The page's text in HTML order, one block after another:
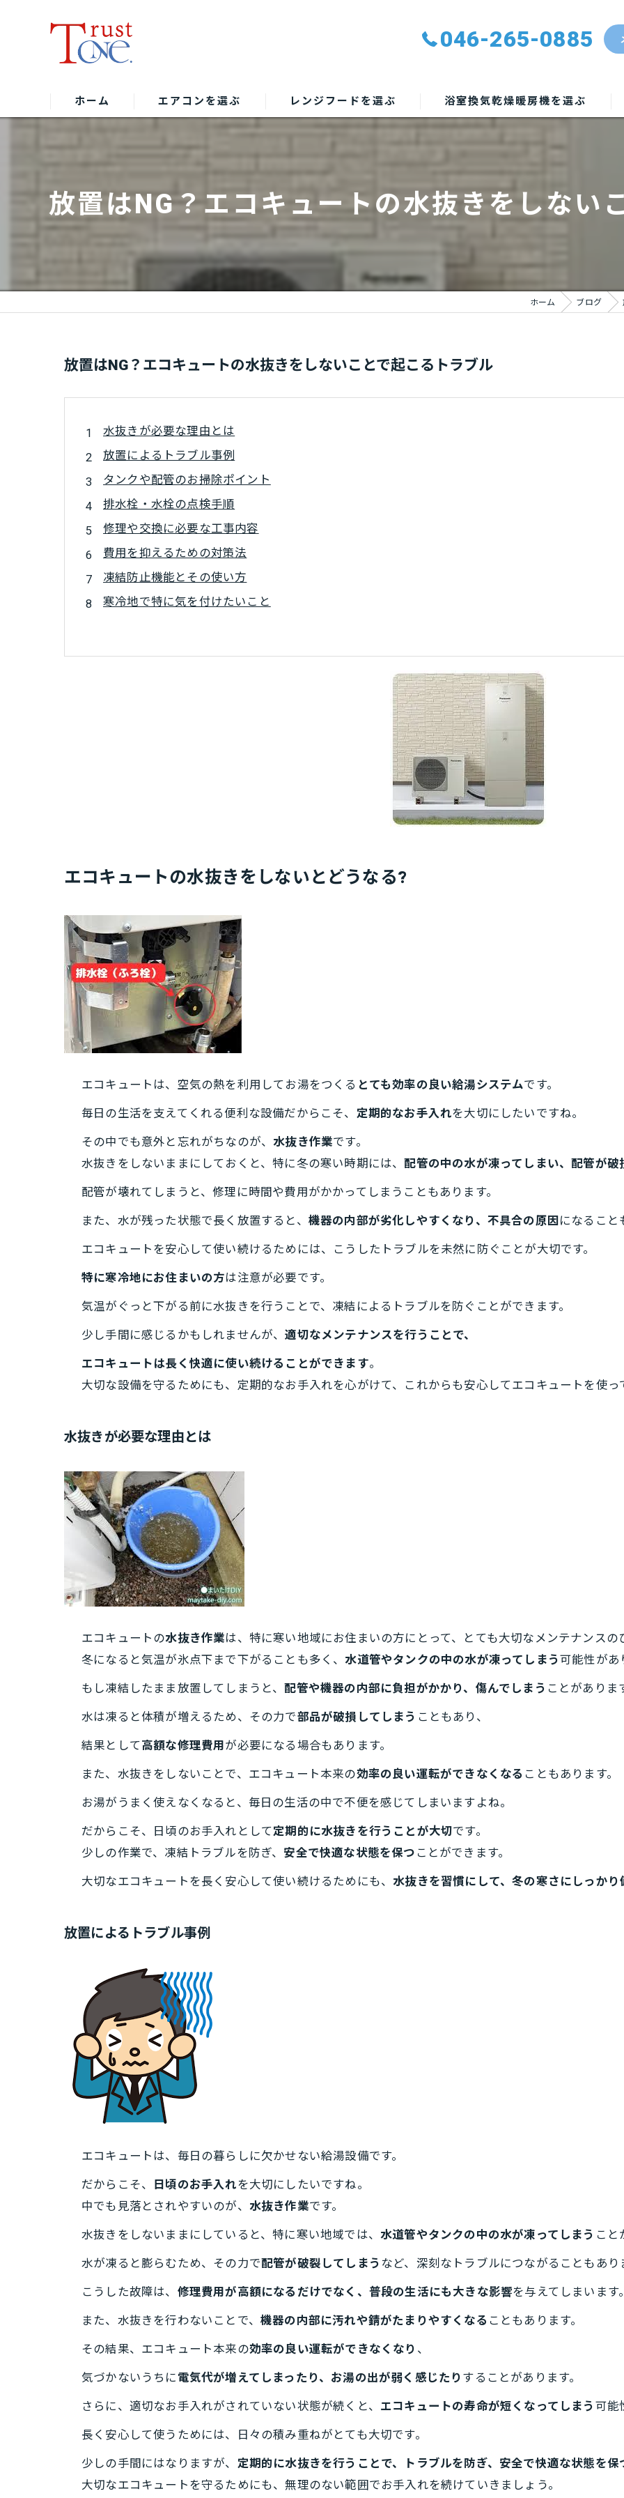
046-265-0885
ホーム エアコンを選ぶ レンジフードを選ぶ 浴室換気乾燥暖房機を選ぶ
放置はNG？エコキュートの水抜きをしない
ホーム ブログ
放置はNG？エコキュートの水抜きをしないことで起こるトラブル
水抜きが必要な理由とは
放置によるトラブル事例
タンクや配管のお掃除ポイント
排水栓・水栓の点検手順
修理や交換に必要な工事内容
費用を抑えるための対策法
凍結防止機能とその使い方
寒冷地で特に気を付けたいこと
エコキュートの水抜きをしないとどうなる?
エコキュートは、空気の熱を利用してお湯をつくる とても効率の良い給湯システムです。
毎日の生活を支えてくれる便利な設備だからこそ、 定期的なお手入れを大切にしたいですね。
その中でも意外と忘れがちなのが、水抜き作業です。
水抜きをしないままにしておくと、特に冬の寒い時期には、配管の中の水が凍ってしまい、配管が破
配管が壊れてしまうと、修理に時間や費用がかかってしまうこともあります。
また、水が残った状態で長く放置すると、 機器の内部が劣化しやすくなり、不具合の原因 になること
エコキュートを安心して使い続けるためには、こうしたトラブルを未然に防ぐことが大切です。
特に寒冷地にお住まいの方は注意が必要です。
気温がぐっと下がる前に水抜きを行うことで、凍結によるトラブルを防ぐことができます。
少し手間に感じるかもしれませんが、適切なメンテナンスを行うことで、
エコキュートは長く快適に使い続けることができます。
大切な設備を守るためにも、定期的なお手入れを心がけて、これからも安心してエコキュートを使っ
水抜きが必要な理由とは
エコキュートの水抜き作業は、特に寒い地域にお住まいの方にとって、とても大切なメンテナンスの
冬になると気温が氷点下まで下がることも多く、水道管やタンクの中の水が凍ってしまう可能性があ
もし凍結したまま放置してしまうと、配管や機器の内部に負担がかかり、傷んでしまう ことがありま
水は凍ると体積が増えるため、その力で部品が破損してしまう こともあり、
結果として高額な修理費用 が必要になる場合もあります。
また、水抜きをしないことで、エコキュート本来の効率の良い運転ができなくなる こともあります。
お湯がうまく使えなくなると、毎日の生活の中で不便を感じてしまいますよね。
だからこそ、日頃のお手入れとして定期的に水抜きを行うことが大切です。
少しの作業で、凍結トラブルを防ぎ、 安全で快適な状態を保つ ことができます。
大切なエコキュートを長く安心して使い続けるためにも、水抜きを習慣にして、冬の寒さにしっかり
放置によるトラブル事例
エコキュートは、毎日の暮らしに欠かせない給湯設備です。
だからこそ、 日頃のお手入れを大切にしたいですね。
中でも見落とされやすいのが、 水抜き作業です。
水抜きをしないままにしていると、特に寒い地域では、水道管やタンクの中の水が凍ってしまう こと
水が凍ると膨らむため、その力で配管が破裂してしまう など、深刻なトラブルにつながることもあり
こうした故障は、 修理費用が高額になるだけでなく、普段の生活にも大きな影響を与えてしまいます。
また、水抜きを行わないことで、 機器の内部に汚れや錆がたまりやすくなる こともあります。
その結果、エコキュート本来の効率の良い運転ができなくなり 、
気づかないうちに 電気代が増えてしまったり、お湯の出が弱く感じたり することがあります。
さらに、適切なお手入れがされていない状態が続くと、 エコキュートの寿命が短くなってしまう 可能
長く安心して使うためには、日々の積み重ねがとても大切です。
少しの手間にはなりますが、 定期的に水抜きを行うことで、トラブルを防ぎ、安全で快適な状態を保
大切なエコキュートを守るためにも、無理のない範囲でお手入れを続けていきましょう。